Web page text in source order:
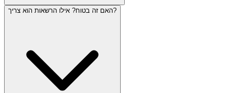
האם זה בטוח? אילו הרשאות הוא צריך?